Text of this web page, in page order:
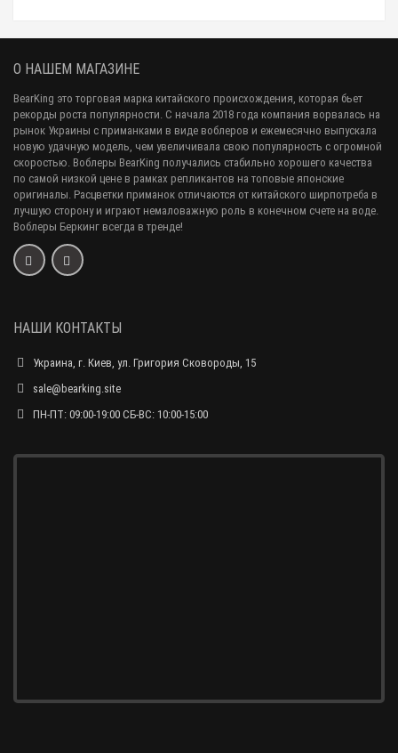
О НАШЕМ МАГАЗИНЕ
BearKing это торговая марка китайского происхождения, которая бьет
рекорды роста популярности. С начала 2018 года компания ворвалась на
рынок Украины с приманками в виде воблеров и ежемесячно выпускала
новую удачную модель, чем увеличивала свою популярность с огромной
скоростью. Воблеры BearKing получались стабильно хорошего качества
по самой низкой цене в рамках репликантов на топовые японские
оригиналы. Расцветки приманок отличаются от китайского ширпотреба в
лучшую сторону и играют немаловажную роль в конечном счете на воде.
Воблеры Беркинг всегда в тренде!
НАШИ КОНТАКТЫ
Украина, г. Киев, ул. Григория Сковороды, 15
sale@bearking.site
ПН-ПТ: 09:00-19:00 СБ-ВС: 10:00-15:00